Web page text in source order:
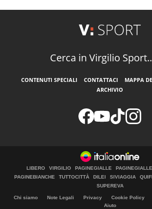
Cerca in Virgilio
CONTENUTI SPECIALI CONTATTACI MAPPA
ARCHIVIO
LIBERO VIRGILIO PAGINEGIALLE
PAGINEBIANCHE
TUTTOCITTÀ DILEI SIVIAGGIA
SUPEREVA
Chi siamo Note Legali Privacy Cookie Policy
Aiuto